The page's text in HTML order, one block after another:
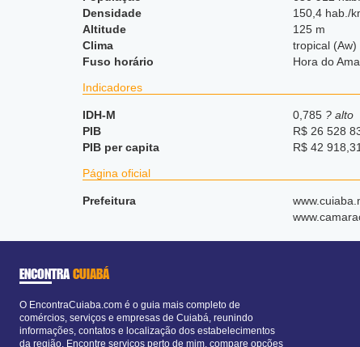
Densidade
150,4 hab./
Altitude
125 m
Clima
tropical (Aw)
Fuso horário
Hora do
Indicadores
IDH-M 0,785 ? alto
PIB
R$ 26 528
PIB per capita
R$ 42 918,31
Página oficial
Prefeitura
ENCONTRACUIABÁ
O EncontraCuiaba.com é o guia mais completo de
comércios, serviços e empresas de Cuiabá, reunindo
informações, contatos e localização dos estabelecimentos
da região. Encontre serviços perto de mim, compare opções